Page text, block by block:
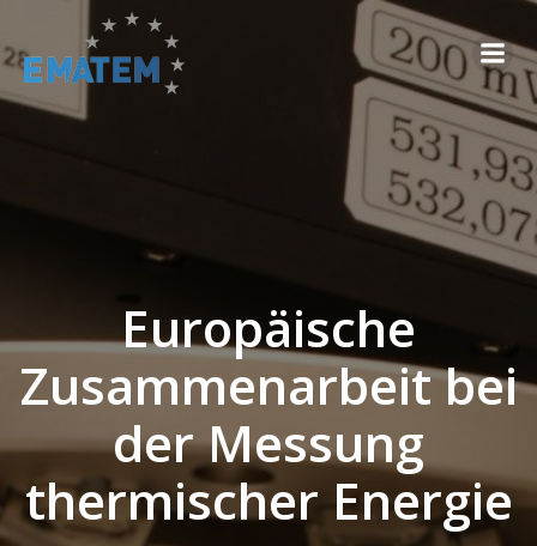
Europäische
Zusammenarbeit bei
der Messung
thermischer Energie